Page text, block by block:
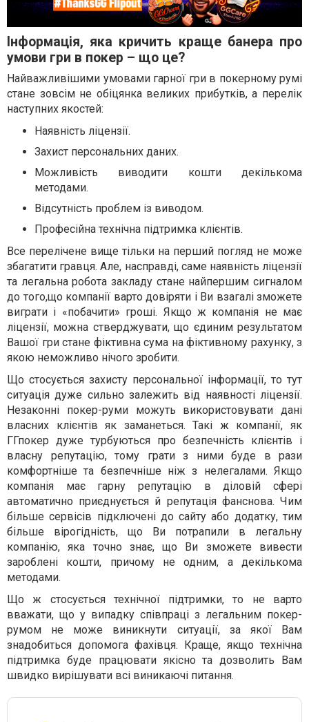
Інформація, яка кричить краще банера про
умови гри в покер – що це?
Найважливішими умовами гарної гри в покерному румі
стане зовсім не обіцянка великих прибутків, а перелік
наступних якостей:
Наявність ліцензії.
Захист персональних даних.
Можливість виводити кошти декількома
методами.
Відсутність проблем із виводом.
Професійна технічна підтримка клієнтів.
Все перелічене вище тільки на перший погляд не може
збагатити гравця. Але, насправді, саме наявність ліцензії
та легальна робота закладу стане найпершим сигналом
до того,що компанії варто довіряти і Ви взагалі зможете
виграти і «побачити» гроші. Якщо ж компанія не має
ліцензії, можна стверджувати, що єдиним результатом
Вашої гри стане фіктивна сума на фіктивному рахунку, з
якою неможливо нічого зробити.
Що стосується захисту персональної інформації, то тут
ситуація дуже сильно залежить від наявності ліцензії.
Незаконні покер-руми можуть використовувати дані
власних клієнтів як заманеться. Такі ж компанії, як
ГГпокер дуже турбуються про безпечність клієнтів і
власну репутацію, тому грати з ними буде в рази
комфортніше та безпечніше ніж з нелегалами. Якщо
компанія має гарну репутацію в діловій сфері
автоматично приєднується й репутація фанснова. Чим
більше сервісів підключені до сайту або додатку, тим
більше вірогідність, що Ви потрапили в легальну
компанію, яка точно знає, що Ви зможете вивести
зароблені кошти, причому не одним, а декількома
методами.
Що ж стосується технічної підтримки, то не варто
вважати, що у випадку співпраці з легальним покер-
румом не може виникнути ситуації, за якої Вам
знадобиться допомога фахівця. Краще, якщо технічна
підтримка буде працювати якісно та дозволить Вам
швидко вирішувати всі виникаючі питання.